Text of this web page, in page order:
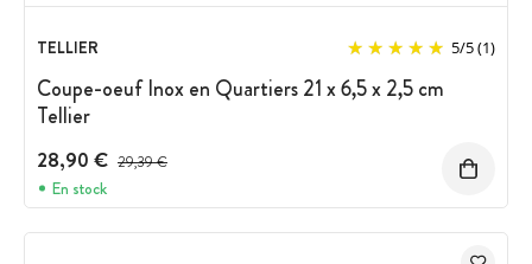
TELLIER 5/5(1)
Coupe-oeuf Inox en Quartiers 21 x 6,5 x 2,5 cm
Tellier
28,90 € Prix avant réduction :
29,39 €
En stock